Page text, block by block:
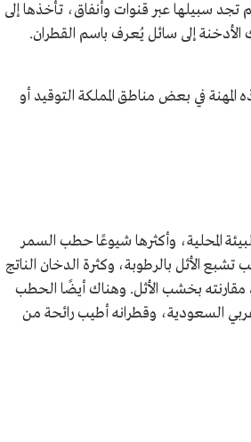
تجد سبيلها عبر قنوات وأنفاق، تأخذها إلى
إلى سائل يُعرف باسم القطران.
في بعض مناطق المملكة التوقيد أو
المحلية، وأكثرها شيوعًا حطب السمر
تشبع الأثل بالرطوبة، وكثرة الدخان الناتج
بخشب الأثل. وهناك أيضًا الحطب
السعودية، وقطرانه أطيب رائحة من